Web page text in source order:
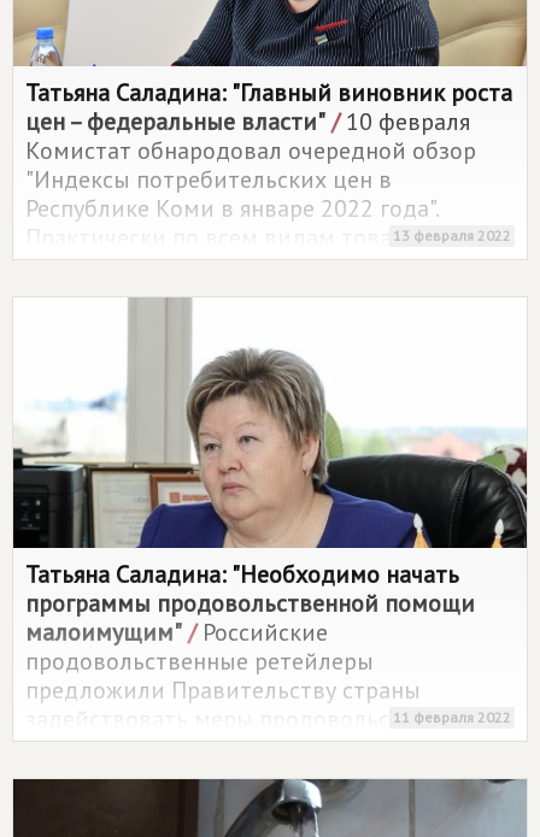
Татьяна Саладина: "Главный виновник роста
цен – федеральные власти"/10 февраля
Комистат обнародовал очередной обзор
"Индексы потребительских цен в
Республике Коми в январе 2022 года".
Практически по всем видам товаров и услуг
за истекший год наблюдался рост цен,
иногда довольно значительный
13 февраля 2022
Татьяна Саладина: "Необходимо начать
программы продовольственной помощи
малоимущим"/Российские
продовольственные ретейлеры
предложили Правительству страны
задействовать меры продовольственной
помощи малоимущим россиянам, чтобы
поддержать их в период кризиса
11 февраля 2022